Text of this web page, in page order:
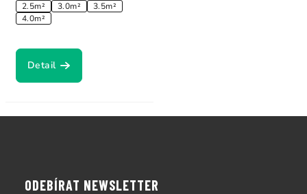
2.5m² 3.0m²
3.5m²
4.0m²
Detail
ODEBÍRAT NEWSLETTER